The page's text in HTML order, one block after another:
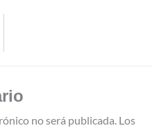
no será publicada. Los